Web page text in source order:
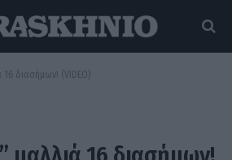
16 διασήμων! (VIDEO)